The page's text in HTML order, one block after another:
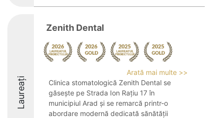
Laureați
Zenith Dental
Arată mai multe >>
Clinica stomatologică Zenith Dental se
găsește pe Strada Ion Rațiu 17 în
municipiul Arad și se remarcă printr-o
abordare modernă dedicată sănătății